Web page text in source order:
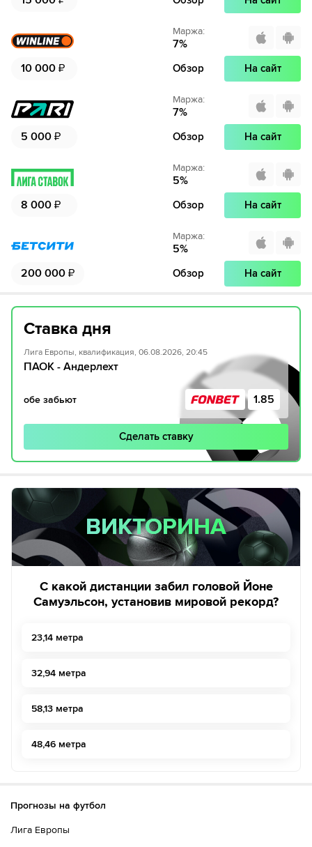
10 000 ₽
Маржа:
7%
Обзор На сайт
5 000 ₽
Маржа:
7%
Обзор На сайт
8 000 ₽
Маржа:
5%
Обзор На сайт
200 000 ₽
Маржа:
5%
Обзор На сайт
Ставка дня
Лига Европы, квалификация, 06.08.2026, 20:45
ПАОК - Андерлехт
обе забьют 1.85
Сделать ставку
ВИКТОРИНА
ВИКТОРИНА
С какой дистанции забил головой Йоне
Самуэльсон, установив мировой рекорд?
23,14 метра
32,94 метра
58,13 метра
48,46 метра
Прогнозы на футбол
Лига Европы